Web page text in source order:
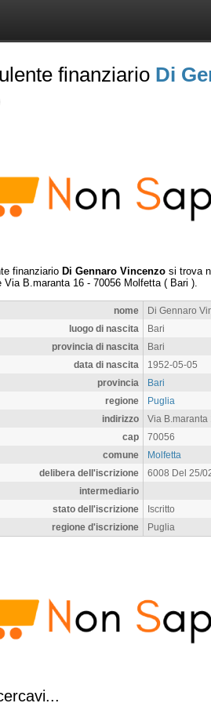
finanziario Di
finanziario Di Gennaro Vincenzo si trova
Via B.maranta 16 - 70056 Molfetta ( Bari ).
nome
Di Gennaro
luogo di nascita
Bari
provincia di nascita
Bari
data di nascita
1952-05-05
provincia
Bari
regione
Puglia
indirizzo
Via B.maranta
cap
70056
comune
Molfetta
delibera dell'iscrizione
6008 Del 25/
intermediario
stato dell'iscrizione
Iscritto
regione d'iscrizione
Puglia